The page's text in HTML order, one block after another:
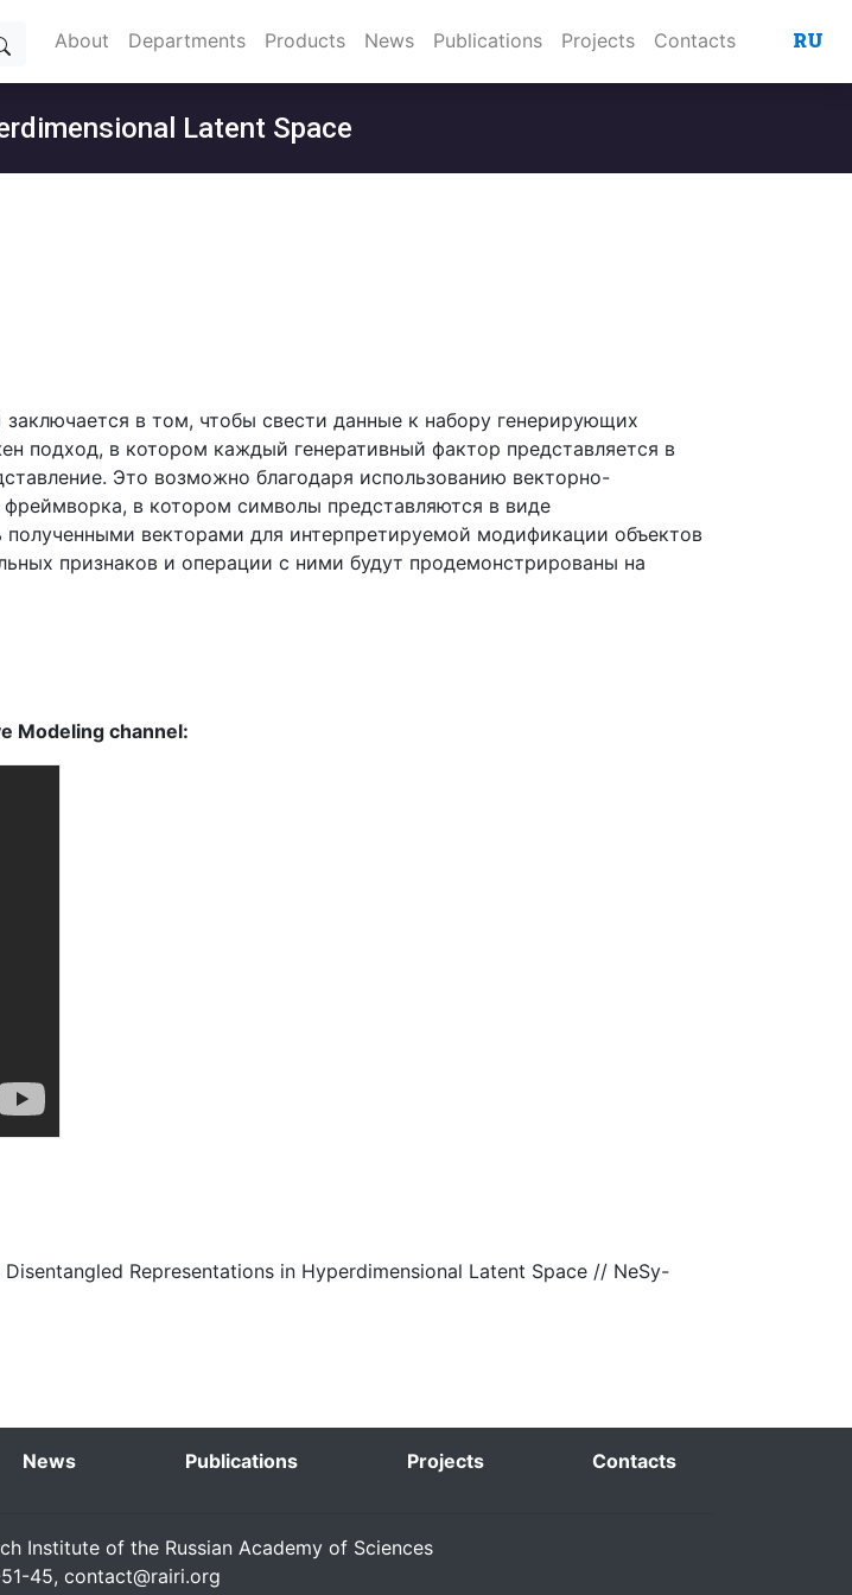
About Departments Products News Publications Projects Contacts RU
Latent Space
в том, чтобы свести данные к набору генерирующих
подход, в котором каждый генеративный фактор представляется в
Это возможно благодаря использованию векторно-
в котором символы представляются в виде
векторами для интерпретируемой модификации объектов
признаков и операции с ними будут продемонстрированы на
Modeling channel:
Disentangled Representations in Hyperdimensional Latent Space // NeSy-
News Publications Projects Contacts
Institute of the Russian Academy of Sciences
45, contact@rairi.org